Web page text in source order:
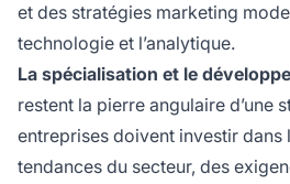
et des stratégies marketing
technologie et l’analytique.
La spécialisation et le
restent la pierre angulaire d’une
entreprises doivent investir dans
tendances du secteur, des